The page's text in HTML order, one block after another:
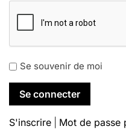
Se souvenir de moi
S'inscrire Mot de passe